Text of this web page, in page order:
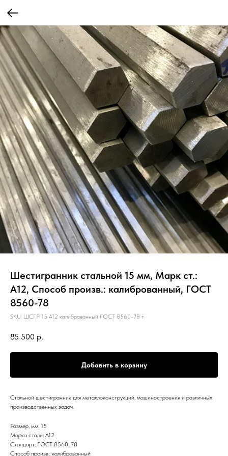
Шестигранник стальной 15 мм, Марк ст.:
А12, Способ произв.: калиброванный, ГОСТ
8560-78
SKU: ШСГР 15 А12 калиброванный ГОСТ 8560-78 т
85 500 р.
Добавить в корзину
Стальной шестигранник для металлоконструкций, машиностроения и различных
производственных задач.
Размер, мм: 15
Марка стали: А12
Стандарт: ГОСТ 8560-78
Способ произв.: калиброванный